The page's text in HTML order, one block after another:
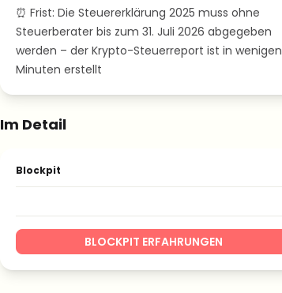
⏰ Frist: Die Steuererklärung 2025 muss ohne
Steuerberater bis zum 31. Juli 2026 abgegeben
werden – der Krypto-Steuerreport ist in wenigen
Minuten erstellt
Im Detail
Blockpit
BLOCKPIT ERFAHRUNGEN